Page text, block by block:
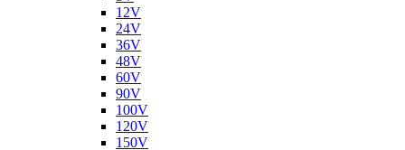
12V
24V
36V
48V
60V
90V
100V
120V
150V